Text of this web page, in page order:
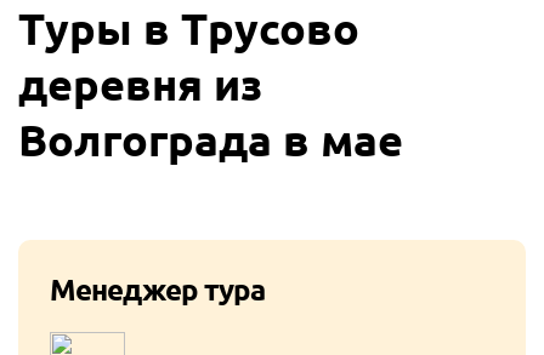
Туры в Трусово
деревня из
Волгограда в мае
Менеджер тура